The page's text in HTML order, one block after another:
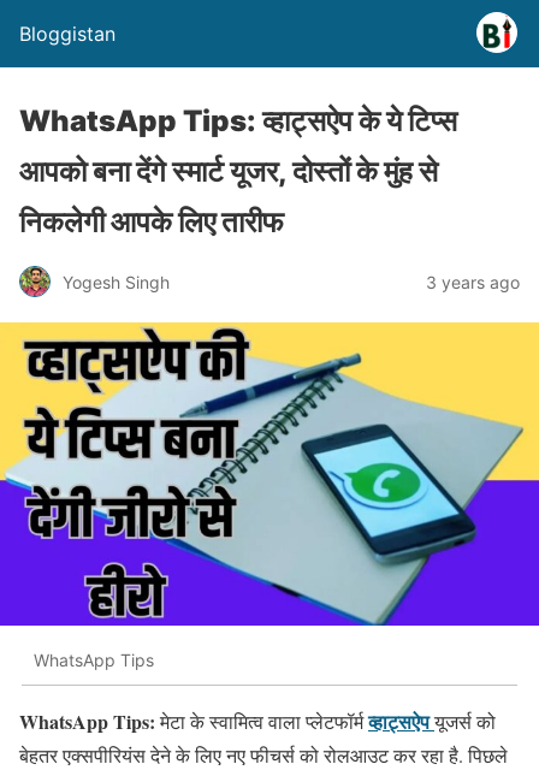
Bloggistan
WhatsApp Tips: व्हाट्सऐप के ये टिप्स
आपको बना देंगे स्मार्ट यूजर, दोस्तों के मुंह से
निकलेगी आपके लिए तारीफ
Yogesh Singh 3 years ago
WhatsApp Tips
WhatsApp Tips:मेटा के स्वामित्व वाला प्लेटफॉर्मव्हाट्सऐपयूजर्स को
बेहतर एक्सपीरियंस देने के लिए नए फीचर्स को रोलआउट कर रहा है. पिछले